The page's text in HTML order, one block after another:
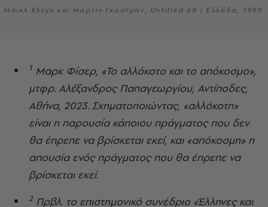
Μάικλ Κλεγκ και Μάρτιν Γκούτμαν, Untitled 60 | Ελλάδα, 1990
1 Μαρκ Φίσερ, «Το αλλόκοτο και το απόκοσμο»,
μτφρ. Αλέξανδρος Παπαγεωργίου, Αντίποδες,
Αθήνα, 2023. Σχηματοποιώντας, «αλλόκοτη»
είναι η παρουσία κάποιου πράγματος που δεν
θα έπρεπε να βρίσκεται εκεί, και «απόκοσμη» η
απουσία ενός πράγματος που θα έπρεπε να
βρίσκεται εκεί.
2Πρβλ. το επιστημονικό συνέδριο «Έλληνες και